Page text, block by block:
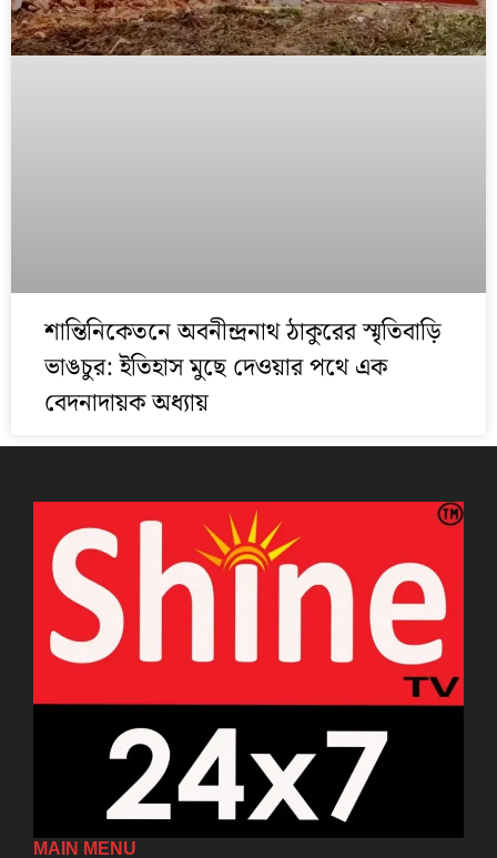
শান্তিনিকেতনে অবনীন্দ্রনাথ ঠাকুরের স্মৃতিবাড়ি
ভাঙচুর: ইতিহাস মুছে দেওয়ার পথে এক
বেদনাদায়ক অধ্যায়
MAIN MENU